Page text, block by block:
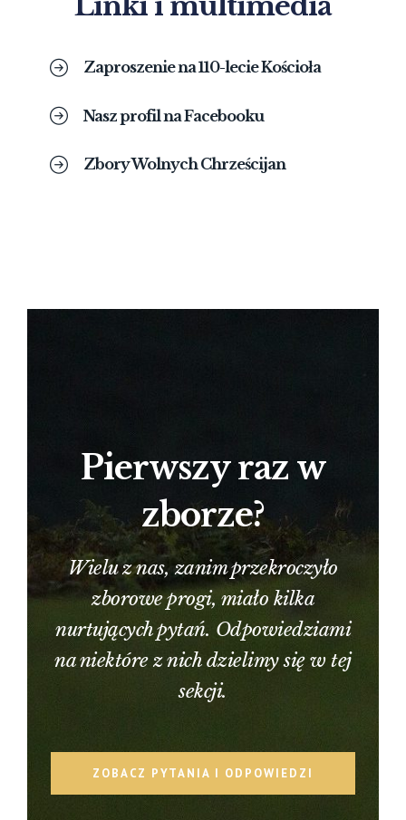
Zaproszenie na 110-lecie Kościoła
Nasz profil na Facebooku
Zbory Wolnych Chrześcijan
Pierwszy raz w
zborze?
Wielu z nas, zanim przekroczyło
zborowe progi, miało kilka
nurtujących pytań. Odpowiedziami
na niektóre z nich dzielimy się w tej
sekcji.
ZOBACZ PYTANIA I ODPOWIEDZI